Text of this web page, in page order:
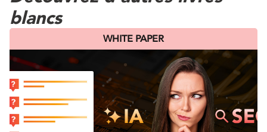
blancs
WHITE PAPER